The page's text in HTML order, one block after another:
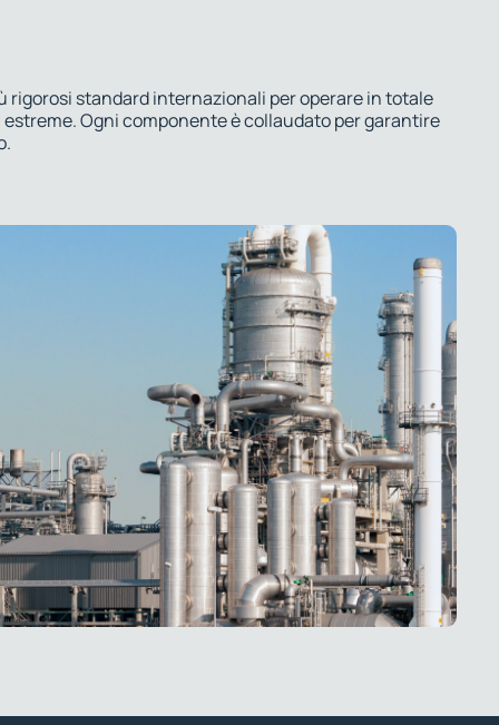
rigorosi standard internazionali per operare in totale
Ogni componente è collaudato per garantire